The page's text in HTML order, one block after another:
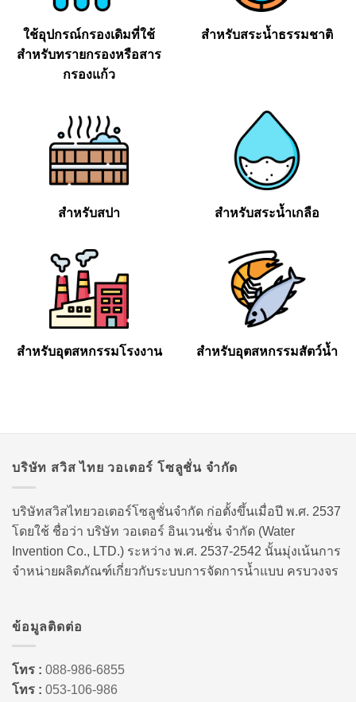
ใช้อุปกรณ์กรองเดิมที่ใช้
สำหรับทรายกรองหรือสาร
กรองแก้ว
สำหรับสระน้ำธรรมชาติ
สำหรับสปา สำหรับสระน้ำเกลือ
สำหรับอุตสหกรรมโรงงาน สำหรับอุตสหกรรมสัตว์น้ำ
บริษัท สวิส ไทย วอเตอร์ โซลูชั่น จำกัด
บริษัทสวิสไทยวอเตอร์โซลูชั่นจำกัด ก่อตั้งขึ้นเมื่อปี พ.ศ. 2537
โดยใช้ ชื่อว่า บริษัท วอเตอร์ อินเวนชั่น จำกัด (Water
Invention Co., LTD.) ระหว่าง พ.ศ. 2537-2542 นั้นมุ่งเน้นการ
จำหน่ายผลิตภัณฑ์เกี่ยวกับระบบการจัดการน้ำแบบ ครบวงจร
ข้อมูลติดต่อ
โทร : 088-986-6855
โทร : 053-106-986